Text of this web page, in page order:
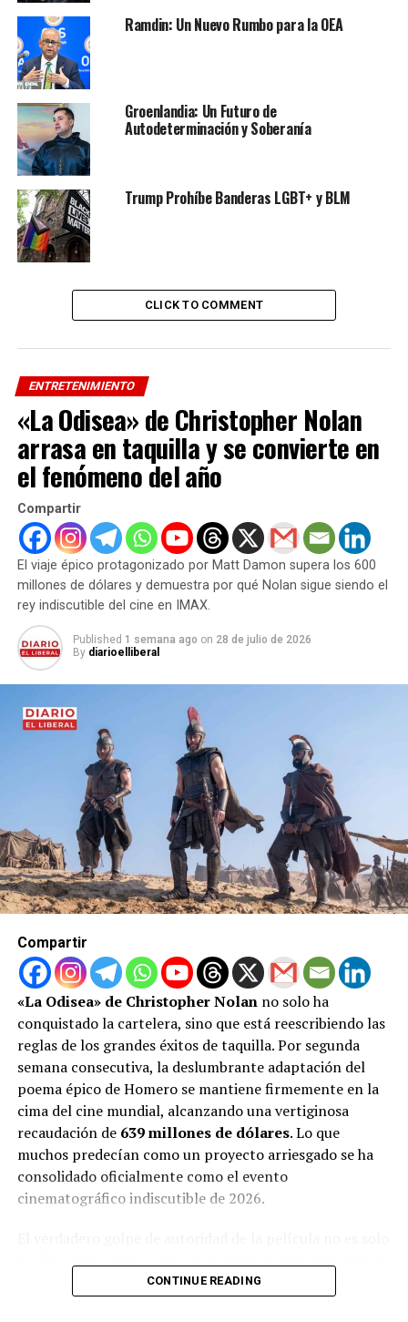
Instagram: @diarioelliberal
Twitter: @webelliberal
Tiktok: @diarioelliberal
Si te interesa saber más sobre este y otros temas
visitaDiario El Liberal
RELATED TOPICS:
Chilindrina de «El Chavo del 8» entró al Libro Guinness
Meghan Markle vuelve a las galas con un alucinante
vestido rojo
Ramdin: Un Nuevo Rumbo para la OEA
Groenlandia: Un Futuro de
Autodeterminación y Soberanía
Trump Prohíbe Banderas LGBT+ y BLM
CLICK TO COMMENT
ENTRETENIMIENTO
«La Odisea» de Christopher Nolan
arrasa en taquilla y se convierte en
el fenómeno del año
Compartir
El viaje épico protagonizado por Matt Damon supera los 600
millones de dólares y demuestra por qué Nolan sigue siendo el
rey indiscutible del cine en IMAX.
Published 1 semana ago on 28 de julio de 2026
By diarioelliberal
Compartir
«La Odisea» de Christopher Nolanno solo ha
conquistado la cartelera, sino que está reescribiendo las
reglas de los grandes éxitos de taquilla. Por segunda
semana consecutiva, la deslumbrante adaptación del
poema épico de Homero se mantiene firmemente en la
cima del cine mundial, alcanzando una vertiginosa
recaudación de 639 millones de dólares. Lo que
muchos predecían como un proyecto arriesgado se ha
consolidado oficialmente como el evento
cinematográfico indiscutible de 2026.
público. Según datos vertidos por el portal especializado
CONTINUE READING